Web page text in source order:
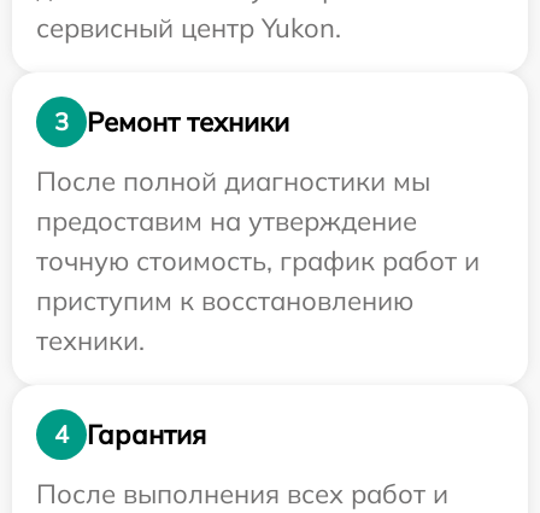
сервисный центр Yukon.
3
Ремонт техники
После полной диагностики мы
предоставим на утверждение
точную стоимость, график работ и
приступим к восстановлению
техники.
4
Гарантия
После выполнения всех работ и